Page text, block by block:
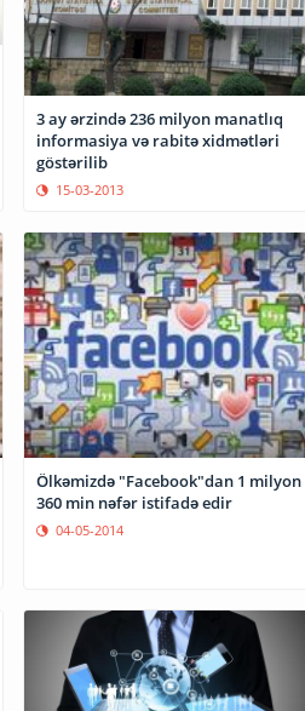
3 ay ərzində 236 milyon manatlıq
informasiya və rabitə xidmətləri
göstərilib
15-03-2013
Ölkəmizdə "Facebook"dan 1 milyon
360 min nəfər istifadə edir
04-05-2014